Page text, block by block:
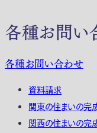
各種お問い
各種お問い合わせ
資料請求
関東の住まいの
関西の住まいの